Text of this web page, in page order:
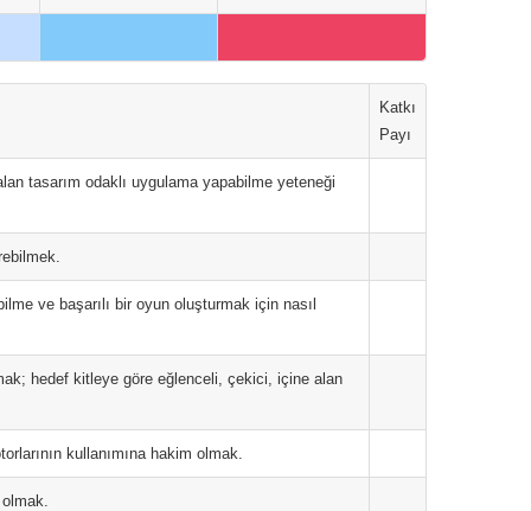
Katkı
Payı
tasarım odaklı uygulama yapabilme yeteneği
ve başarılı bir oyun oluşturmak için nasıl
hedef kitleye göre eğlenceli, çekici, içine alan
kullanımına hakim olmak.